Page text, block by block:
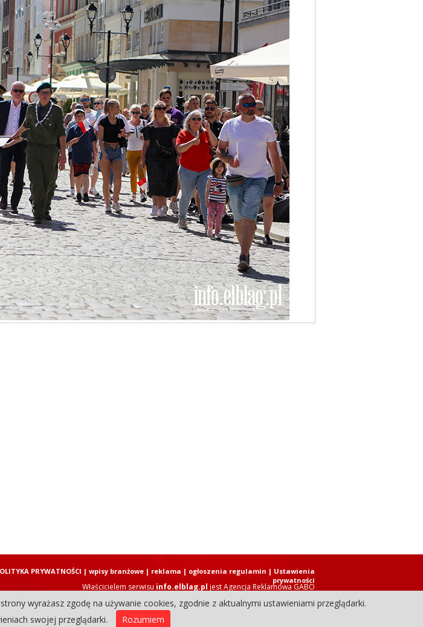
Właścicielem serwisu info.elblag.pl jestAgencja Reklamowa GABO
Copyright © 2004-2026 Elbląski Dziennik Internetowy. Wszystkie prawa zastrzeżone.
PRYWATNOŚCI | wpisy branżowe| reklama | ogłoszenia regulamin | Ustawienia
prywatności
wyrażasz zgodę na używanie cookies, zgodnie z aktualnymi ustawieniami przeglądarki.
swojej przeglądarki.
Rozumiem